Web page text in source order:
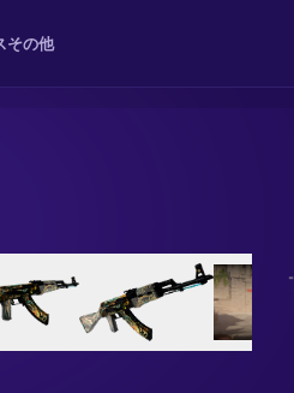
その他